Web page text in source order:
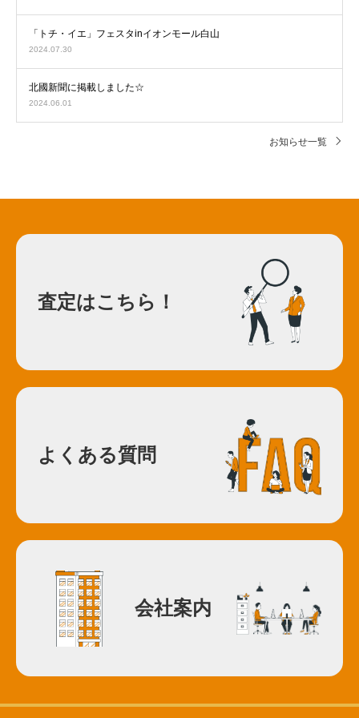
「トチ・イエ」フェスタinイオンモール白山
2024.07.30
北國新聞に掲載しました☆
2024.06.01
お知らせ一覧
査定はこちら！
よくある質問
会社案内